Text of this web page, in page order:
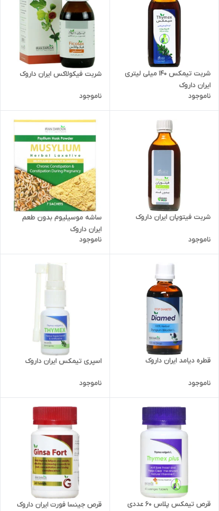
شربت تیمکس 140 میلی لیتری
ایران داروک
ناموجود
شربت فیکولاکس ایران داروک
ناموجود
شربت فیتوپان ایران داروک
ناموجود
ساشه موسیلیوم بدون طعم
ایران داروک
ناموجود
قطره دیامد ایران داروک
ناموجود
اسپری تیمکس ایران داروک
ناموجود
قرص تیمکس پلاس 60 عددی
قرص جینسا فورت ایران داروک